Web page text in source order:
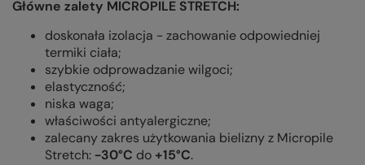
Główne zalety MICROPILE STRETCH:
doskonała izolacja - zachowanie odpowiedniej
termiki ciała;
szybkie odprowadzanie wilgoci;
elastyczność;
niska waga;
właściwości antyalergiczne;
zalecany zakres użytkowania bielizny z Micropile
Stretch: -30°C do +15°C.